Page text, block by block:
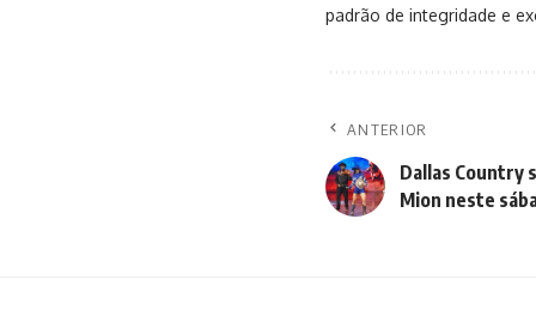
padrão de integridade e
ANTERIOR
Dallas Country
Mion neste